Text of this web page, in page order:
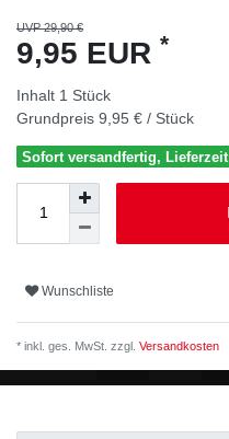
UVP 29,90 €
9,95 EUR *
Inhalt 1 Stück
Grundpreis 9,95 € / Stück
Sofort versandfertig,
Wunschliste
* inkl. ges. MwSt. zzgl. Versandkosten